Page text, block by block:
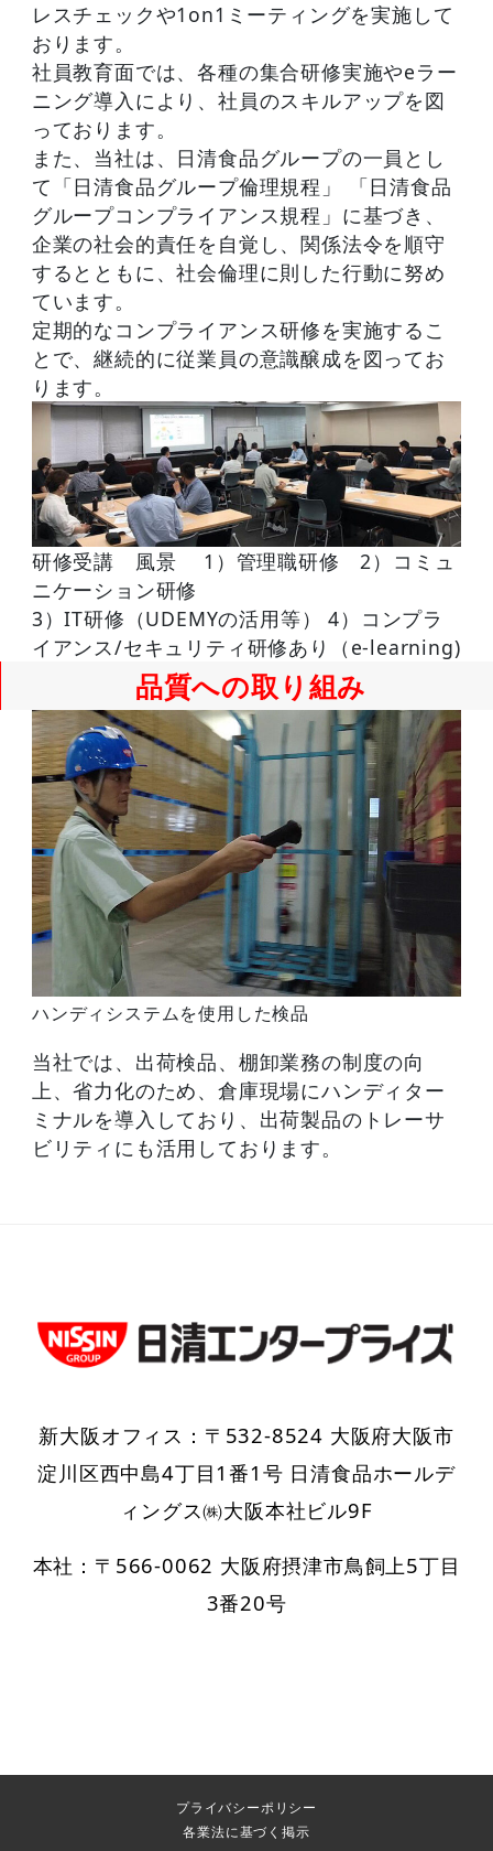
レスチェックや1on1ミーティングを実施して
おります。
社員教育面では、各種の集合研修実施やeラー
ニング導入により、社員のスキルアップを図
っております。
また、当社は、日清食品グループの一員とし
て「日清食品グループ倫理規程」 「日清食品
グループコンプライアンス規程」に基づき、
企業の社会的責任を自覚し、関係法令を順守
するとともに、社会倫理に則した行動に努め
ています。
定期的なコンプライアンス研修を実施するこ
とで、継続的に従業員の意識醸成を図ってお
ります。
研修受講 風景 1）管理職研修 2）コミュ
ニケーション研修
3）IT研修（UDEMYの活用等） 4）コンプラ
イアンス/セキュリティ研修あり（e-learning)
品質への取り組み
ハンディシステムを使用した検品
当社では、出荷検品、棚卸業務の制度の向
上、省力化のため、倉庫現場にハンディター
ミナルを導入しており、出荷製品のトレーサ
ビリティにも活用しております。
新大阪オフィス：〒532-8524 大阪府大阪市
淀川区西中島4丁目1番1号 日清食品ホールデ
ィングス㈱大阪本社ビル9F
本社：〒566-0062 大阪府摂津市鳥飼上5丁目
3番20号
プライバシーポリシー
各業法に基づく掲示